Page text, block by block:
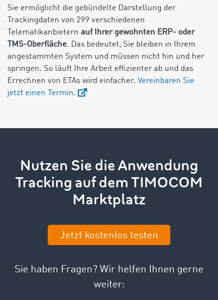
Sie ermöglicht die gebündelte Darstellung der
Trackingdaten von 299 verschiedenen
Telematikanbietern auf Ihrer gewohnten ERP- oder
TMS-Oberfläche. Das bedeutet, Sie bleiben in Ihrem
angestammten System und müssen nicht hin und her
springen. So läuft Ihre Arbeit effizienter ab und das
Errechnen von ETAs wird einfacher. Vereinbaren Sie
jetzt einen Termin.
Nutzen Sie die Anwendung
Tracking auf dem TIMOCOM
Marktplatz
Jetzt kostenlos testen
Sie haben Fragen? Wir helfen Ihnen gerne
weiter: